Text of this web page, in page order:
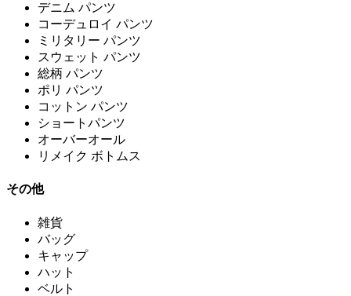
デニム パンツ
コーデュロイ パンツ
ミリタリー パンツ
スウェット パンツ
総柄 パンツ
ポリ パンツ
コットン パンツ
ショートパンツ
オーバーオール
リメイク ボトムス
その他
雑貨
バッグ
キャップ
ハット
ベルト